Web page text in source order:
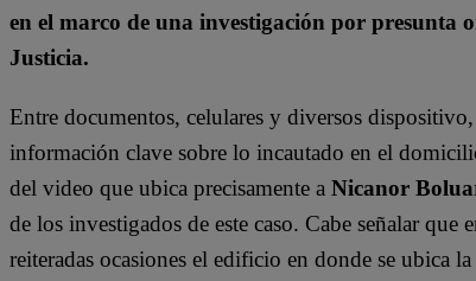
en el marco de una investigación por
Justicia.
Entre documentos, celulares y diversos
información clave sobre lo incautado en el
del video que ubica precisamente a Nicanor
de los investigados de este caso. Cabe señalar
reiteradas ocasiones el edificio en donde se ubica